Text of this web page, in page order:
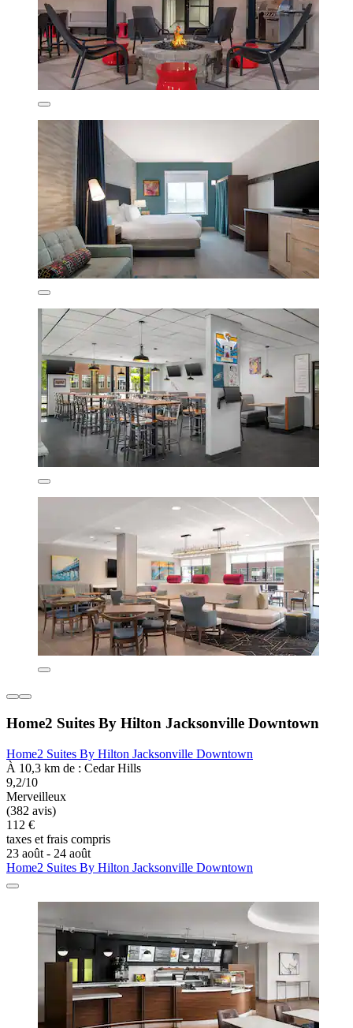
Home2 Suites By Hilton Jacksonville Downtown
Home2 Suites By Hilton Jacksonville Downtown
À 10,3 km de : Cedar Hills
9,2/10
Merveilleux
(382 avis)
112 €
taxes et frais compris
23 août - 24 août
Home2 Suites By Hilton Jacksonville Downtown